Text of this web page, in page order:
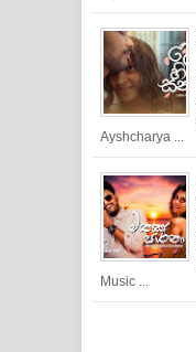
Ayshcharya ...
Music ...